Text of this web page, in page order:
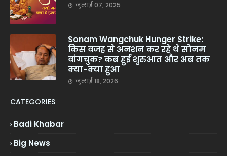
जुलाई 07, 2025
Sonam Wangchuk Hunger Strike:
किस वजह से अनशन कर रहे थे सोनम
वांगचुक? कब हुई शुरुआत और अब तक
क्या-क्या हुआ
जुलाई 18, 2026
CATEGORIES
Badi Khabar
Big News